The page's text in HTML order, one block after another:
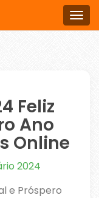
Menu
Feliz
Ano
Online
2024
e Próspero